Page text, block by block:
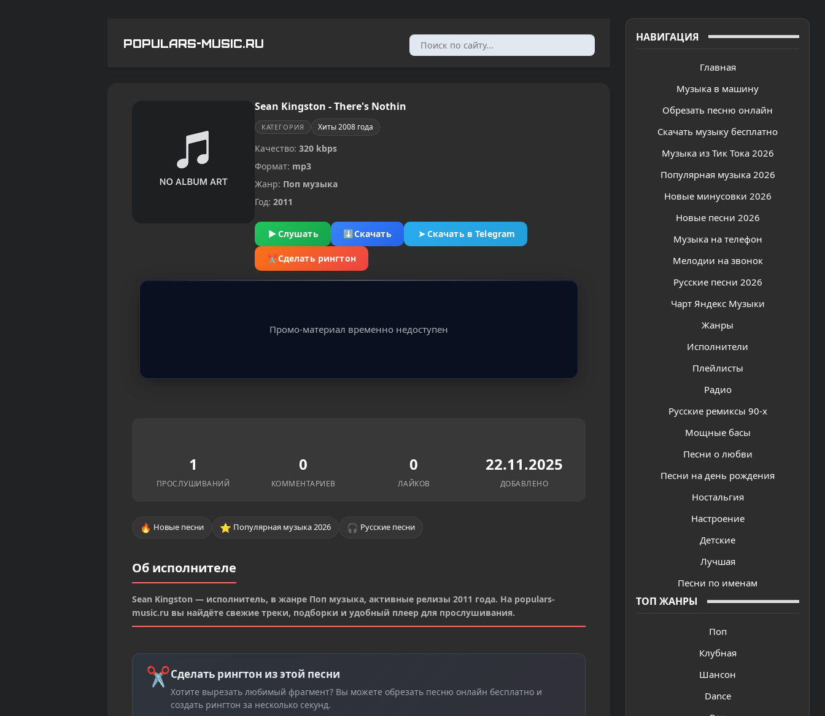
POPULARS-MUSIC.RU НАВИГАЦИЯ
Главная
Музыка в машину
Обрезать песню онлайн
Скачать музыку бесплатно
Музыка из Тик Тока 2026
Популярная музыка 2026
Новые минусовки 2026
Новые песни 2026
Музыка на телефон
Мелодии на звонок
Русские песни 2026
Чарт Яндекс Музыки
Жанры
Исполнители
Плейлисты
Радио
Русские ремиксы 90-х
Мощные басы
Песни о любви
Песни на день рождения
Ностальгия
Настроение
Детские
Лучшая
Песни по именам
ТОП ЖАНРЫ
Поп
Клубная
Шансон
Dance
Sean Kingston - There's Nothin
КАТЕГОРИЯ Хиты 2008 года
Качество: 320 kbps
Формат: mp3
Жанр: Поп музыка
Год: 2011
▶ Слушать ⬇Скачать ➤Скачать в Telegram
✂Сделать рингтон
Промо-материал временно недоступен
1
ПРОСЛУШИВАНИЙ
0
КОММЕНТАРИЕВ
0
ЛАЙКОВ
22.11.2025
ДОБАВЛЕНО
🔥 Новые песни ⭐ Популярная музыка 2026 🎧 Русские песни
Об исполнителе
Sean Kingston — исполнитель, в жанре Поп музыка, активные релизы 2011 года. На populars-
music.ru вы найдёте свежие треки, подборки и удобный плеер для прослушивания.
✂Сделать рингтон из этой песни
Хотите вырезать любимый фрагмент? Вы можете обрезать песню онлайн бесплатно и
создать рингтон за несколько секунд.